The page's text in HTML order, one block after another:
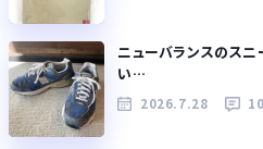
ニューバランスのスニ
い…
2026.7.28 10